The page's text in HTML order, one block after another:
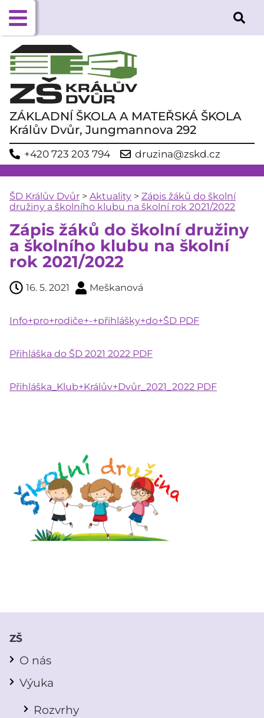
ZÁKLADNÍ ŠKOLA A MATEŘSKÁ ŠKOLA
Králův Dvůr, Jungmannova 292
+420 723 203 794 druzina@zskd.cz
ŠD Králův Dvůr > Aktuality > Zápis žáků do školní
družiny a školního klubu na školní rok 2021/2022
Zápis žáků do školní družiny
a školního klubu na školní
rok 2021/2022
16. 5. 2021 Meškanová
Info+pro+rodiče+-+přihlášky+do+ŠD PDF
Přihláška do ŠD 2021 2022 PDF
Přihláška_Klub+Králův+Dvůr_2021_2022 PDF
ZŠ
O nás
Výuka
Rozvrhy